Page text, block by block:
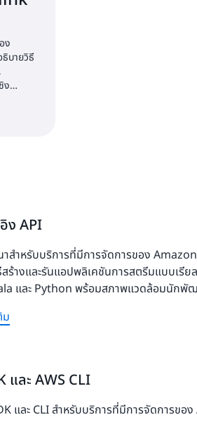
ง
บายวิธี
ง
ง API
ำหรับบริการที่มีการจัดการของ
ร้างและรันแอปพลิเคชันการสตรีมแบบเรีย
และ Python พร้อมสภาพแวดล้อมนักพั
ม
และ AWS CLI
และ CLI สำหรับบริการที่มีการจัดการข